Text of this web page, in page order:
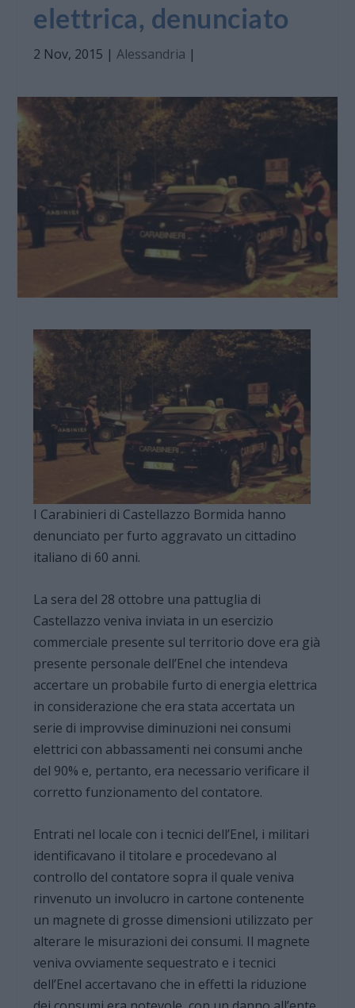
elettrica, denunciato
2 Nov, 2015 |Alessandria |
I Carabinieri di Castellazzo Bormida hanno
denunciato per furto aggravato un cittadino
italiano di 60 anni.
La sera del 28 ottobre una pattuglia di
Castellazzo veniva inviata in un esercizio
commerciale presente sul territorio dove era già
presente personale dell’Enel che intendeva
accertare un probabile furto di energia elettrica
in considerazione che era stata accertata un
serie di improvvise diminuzioni nei consumi
elettrici con abbassamenti nei consumi anche
del 90% e, pertanto, era necessario verificare il
corretto funzionamento del contatore.
Entrati nel locale con i tecnici dell’Enel, i militari
identificavano il titolare e procedevano al
controllo del contatore sopra il quale veniva
rinvenuto un involucro in cartone contenente
un magnete di grosse dimensioni utilizzato per
alterare le misurazioni dei consumi. Il magnete
veniva ovviamente sequestrato e i tecnici
dell’Enel accertavano che in effetti la riduzione